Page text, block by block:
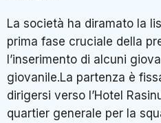
La società ha diramato la
prima fase cruciale della
l’inserimento di alcuni
giovanile.La partenza è
dirigersi verso l’Hotel
quartier generale per la